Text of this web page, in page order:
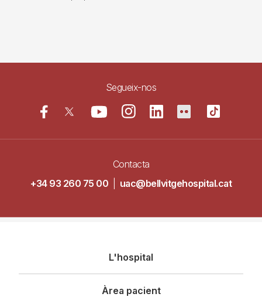
Segueix-nos
Contacta
+34 93 260 75 00
uac@bellvitgehospital.cat
principal
L'hospital
Àrea pacient